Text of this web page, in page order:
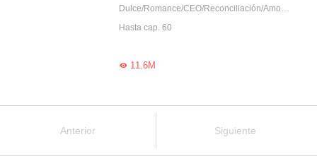
Dulce/Romance/CEO/Reconciliación/Amor tras matrimonio/Traición/Posesivo/Dominante/Intrigante/Obediente
Hasta cap. 60
11.6M
Anterior Siguiente